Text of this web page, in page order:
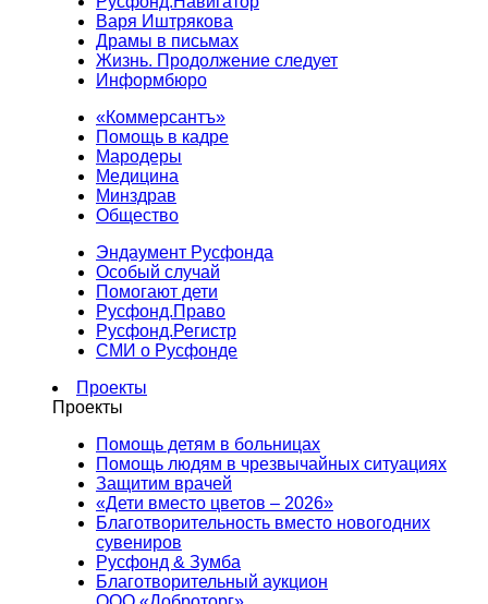
Варя Иштрякова
Драмы в письмах
Жизнь. Продолжение следует
Информбюро
«Коммерсантъ»
Помощь в кадре
Мародеры
Медицина
Минздрав
Общество
Эндаумент Русфонда
Особый случай
Помогают дети
Русфонд.Право
Русфонд.Регистр
СМИ о Русфонде
Проекты
Проекты
Помощь детям в больницах
Помощь людям в чрезвычайных ситуациях
Защитим врачей
«Дети вместо цветов – 2026»
Благотворительность вместо новогодних
сувениров
Русфонд & Зумба
Благотворительный аукцион